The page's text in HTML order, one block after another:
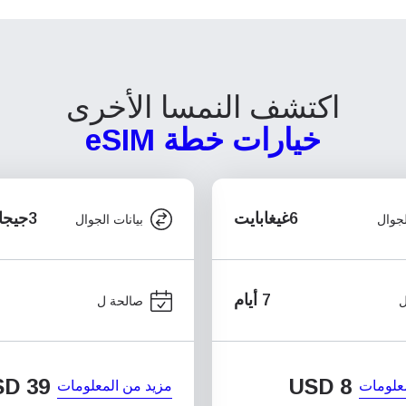
اكتشف النمسا الأخرى
خيارات خطة eSIM
6غيغابايت
7 أيام
USD 8
بيانات الجوال 3جيجابايت/اليوم
صالحة ل
مزيد من المعلومات 39